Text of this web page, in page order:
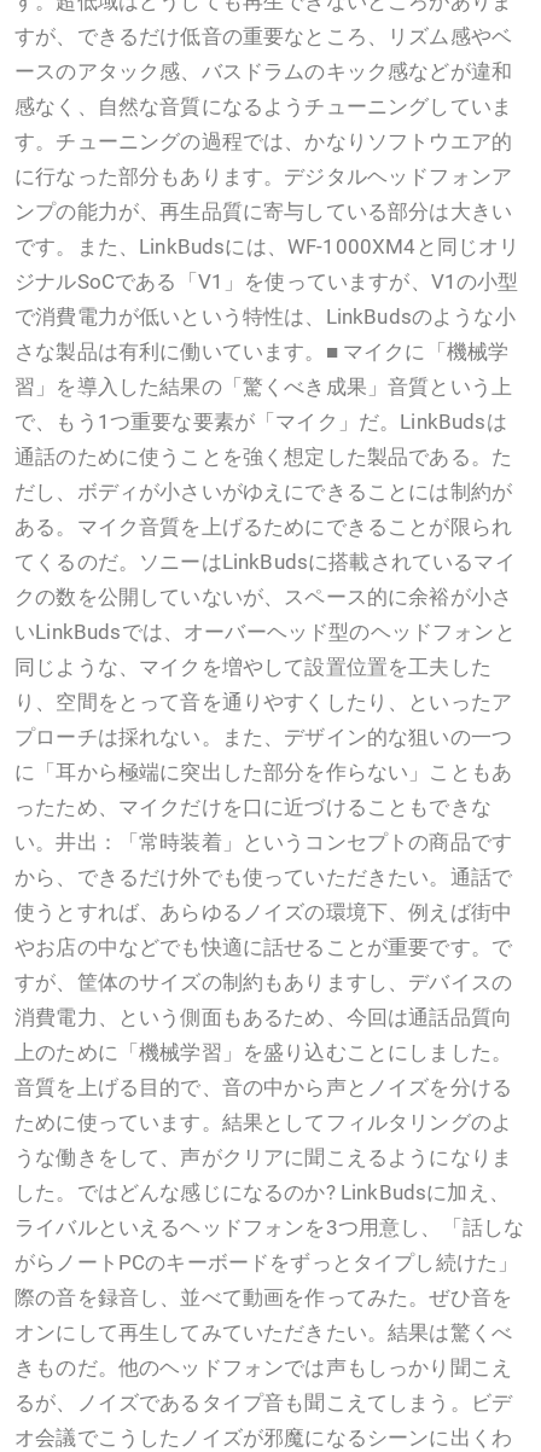
すが、できるだけ低音の重要なところ、リズム感やベ
ースのアタック感、バスドラムのキック感などが違和
感なく、自然な音質になるようチューニングしていま
す。チューニングの過程では、かなりソフトウエア的
に行なった部分もあります。デジタルヘッドフォンア
ンプの能力が、再生品質に寄与している部分は大きい
です。また、LinkBudsには、WF-1000XM4と同じオリ
ジナルSoCである「V1」を使っていますが、V1の小型
で消費電力が低いという特性は、LinkBudsのような小
さな製品は有利に働いています。■ マイクに「機械学
習」を導入した結果の「驚くべき成果」音質という上
で、もう1つ重要な要素が「マイク」だ。LinkBudsは
通話のために使うことを強く想定した製品である。た
だし、ボディが小さいがゆえにできることには制約が
ある。マイク音質を上げるためにできることが限られ
てくるのだ。ソニーはLinkBudsに搭載されているマイ
クの数を公開していないが、スペース的に余裕が小さ
いLinkBudsでは、オーバーヘッド型のヘッドフォンと
同じような、マイクを増やして設置位置を工夫した
り、空間をとって音を通りやすくしたり、といったア
プローチは採れない。また、デザイン的な狙いの一つ
に「耳から極端に突出した部分を作らない」こともあ
ったため、マイクだけを口に近づけることもできな
い。井出：「常時装着」というコンセプトの商品です
から、できるだけ外でも使っていただきたい。通話で
使うとすれば、あらゆるノイズの環境下、例えば街中
やお店の中などでも快適に話せることが重要です。で
すが、筐体のサイズの制約もありますし、デバイスの
消費電力、という側面もあるため、今回は通話品質向
上のために「機械学習」を盛り込むことにしました。
音質を上げる目的で、音の中から声とノイズを分ける
ために使っています。結果としてフィルタリングのよ
うな働きをして、声がクリアに聞こえるようになりま
した。ではどんな感じになるのか? LinkBudsに加え、
ライバルといえるヘッドフォンを3つ用意し、「話しな
がらノートPCのキーボードをずっとタイプし続けた」
際の音を録音し、並べて動画を作ってみた。ぜひ音を
オンにして再生してみていただきたい。結果は驚くべ
きものだ。他のヘッドフォンでは声もしっかり聞こえ
るが、ノイズであるタイプ音も聞こえてしまう。ビデ
オ会議でこうしたノイズが邪魔になるシーンに出くわ